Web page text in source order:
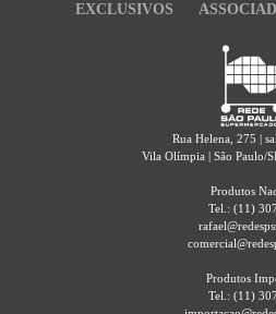
EXCLUSIVOS
Rua Helena, 275 |
Vila Olímpia | São Paulo/
Produtos
Tel.: (11)
Produtos
Tel.: (11)